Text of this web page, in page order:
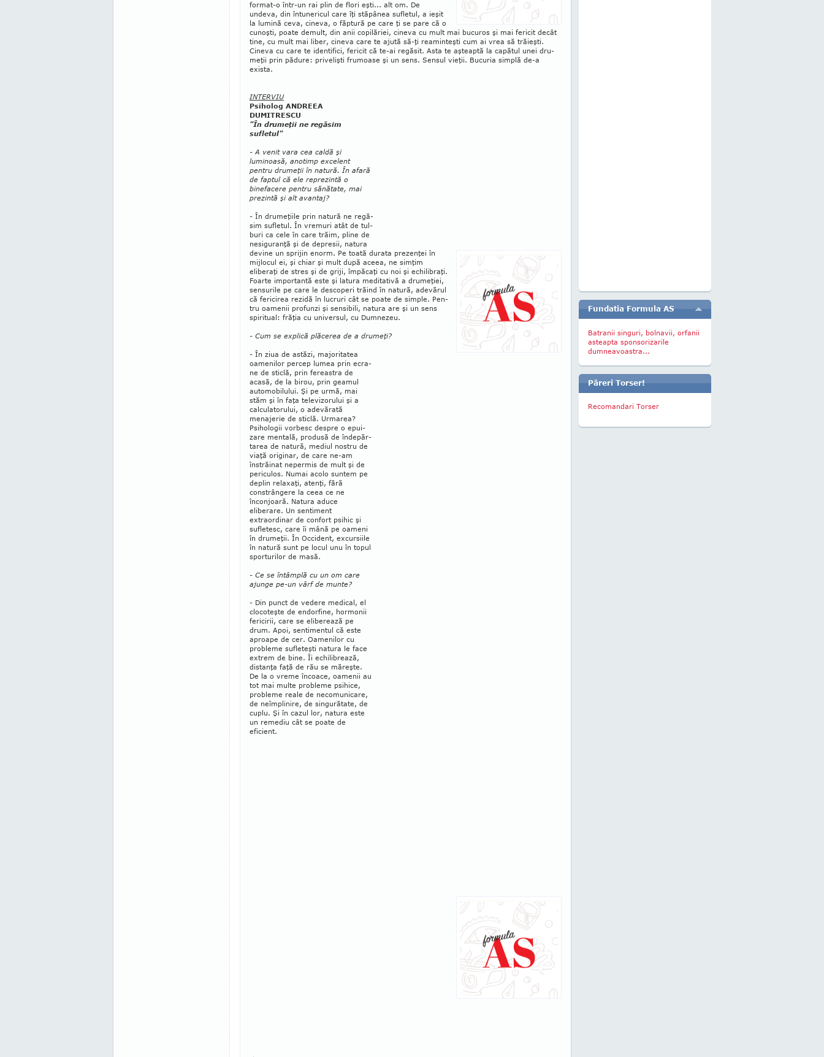
format-o într-un rai plin de flori eşti... alt om. De
undeva, din în­­tu­­nericul care îţi stăpânea su­fle­tul, a ieşit
la lumină ce­va, cine­va, o făptură pe care ţi se pare că o
cunoşti, poate de­mult, din anii copilă­riei, cineva cu mult mai bu­cu­ros şi mai fericit decât
tine, cu mult mai liber, cineva care te ajută să-ţi rea­min­­­teşti cum ai vrea să trăieşti.
Cineva cu care te iden­­tifici, fericit că te-ai regăsit. Asta te aşteaptă la ca­­pătul unei dru­
meţii prin pădure: pri­velişti frumoase şi un sens. Sensul vie­ţii. Bucuria sim­plă de-a
exista.
INTERVIU
Psiholog ANDREEA
DUMITRESCU
"În drumeţii ne regăsim
sufletul"
- A venit vara cea caldă şi
luminoasă, ano­timp excelent
pentru drumeţii în na­tură. În afară
de faptul că ele reprezintă o
binefacere pen­tru sănătate, mai
prezintă şi alt avantaj?
- În drumeţiile prin natură ne re­gă­
sim sufletul. În vremuri atât de tul­
buri ca cele în care trăim, pline de
ne­siguranţă şi de de­presii, na­tura
devine un sprijin enorm. Pe toată durata pre­zen­ţei în
mijlocul ei, şi chiar şi mult du­pă aceea, ne simţim
eliberaţi de stres şi de griji, îm­păcaţi cu noi şi echili­braţi.
Foarte im­por­tantă este şi latura meditativă a dru­meţiei,
sen­su­rile pe care le descoperi trăind în natură, adevărul
că feri­cirea rezidă în lucruri cât se poate de sim­ple. Pen­
tru oamenii profunzi şi sensibili, natura are şi un sens
spiritual: frăţia cu universul, cu Dum­­ne­zeu.
- Cum se explică plăcerea de a drumeţi?
- În ziua de astăzi, majoritatea
oamenilor per­cep lumea prin ecra­
ne de sticlă, prin fereastra de
acasă, de la birou, prin geamul
automobilului. Şi pe urmă, mai
stăm şi în faţa televizorului şi a
calculatorului, o adevă­rată
menajerie de sticlă. Urmarea?
Psihologii vor­­besc despre o epui­
zare mentală, produsă de înde­păr­
tarea de natură, mediul nostru de
viaţă originar, de care ne-am
înstrăinat nepermis de mult şi de
pe­ri­culos. Numai acolo suntem pe
de­plin relaxaţi, atenţi, fără
constrângere la ceea ce ne
înconjoară. Na­­tura aduce
eliberare. Un senti­ment
extraordinar de confort psihic şi
sufletesc, care îi mână pe oameni
în drumeţii. În Occident, ex­cursiile
în natură sunt pe locul unu în topul
spor­turilor de masă.
- Ce se întâmplă cu un om care
ajunge pe-un vârf de munte?
- Din punct de vedere medical, el
clocoteşte de en­dorfine, hormonii
fericirii, care se eliberează pe
drum. Apoi, sentimentul că este
aproape de cer. Oa­me­nilor cu
probleme sufle­teşti natura le face
extrem de bine. Îi echilibrează,
distanţa faţă de rău se mă­reşte.
De la o vreme încoace, oamenii au
tot mai multe probleme psi­hice,
pro­ble­me reale de neco­muni­care,
de neîmplinire, de sin­gu­rătate, de
cuplu. Şi în ca­zul lor, na­tura este
un re­me­diu cât se poate de
eficient.
Fundatia Formula AS
Batranii singuri, bolnavii, orfanii
asteapta sponsorizarile
dumneavoastra...
Păreri Torser!
Recomandari Torser